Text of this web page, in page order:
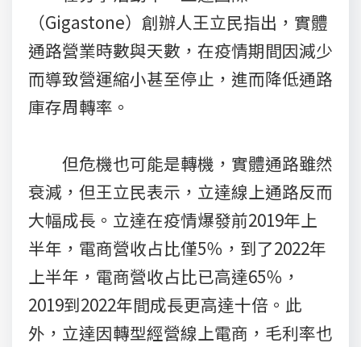
（Gigastone）創辦人王立民指出，實體
通路營業時數與天數，在疫情期間因減少
而導致營運縮小甚至停止，進而降低通路
庫存周轉率。
但危機也可能是轉機，實體通路雖然
衰減，但王立民表示，立達線上通路反而
大幅成長。立達在疫情爆發前2019年上
半年，電商營收占比僅5％，到了2022年
上半年，電商營收占比已高達65％，
2019到2022年間成長更高達十倍。此
外，立達因轉型經營線上電商，毛利率也